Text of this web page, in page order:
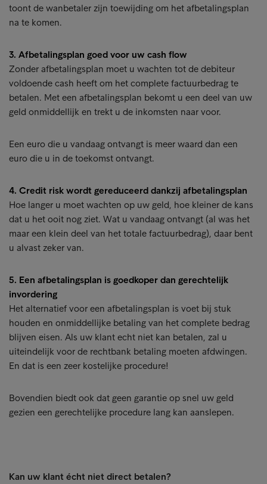
toont de wanbetaler zijn toewijding om het afbetalingsplan
na te komen.
3. Afbetalingsplan goed voor uw cash flow
Zonder afbetalingsplan moet u wachten tot de debiteur
voldoende cash heeft om het complete factuurbedrag te
betalen. Met een afbetalingsplan bekomt u een deel van uw
geld onmiddellijk en trekt u de inkomsten naar voor.
Een euro die u vandaag ontvangt is meer waard dan een
euro die u in de toekomst ontvangt.
4. Credit risk wordt gereduceerd dankzij afbetalingsplan
Hoe langer u moet wachten op uw geld, hoe kleiner de kans
dat u het ooit nog ziet. Wat u vandaag ontvangt (al was het
maar een klein deel van het totale factuurbedrag), daar bent
u alvast zeker van.
5. Een afbetalingsplan is goedkoper dan gerechtelijk
invordering
Het alternatief voor een afbetalingsplan is voet bij stuk
houden en onmiddellijke betaling van het complete bedrag
blijven eisen. Als uw klant echt niet kan betalen, zal u
uiteindelijk voor de rechtbank betaling moeten afdwingen.
En dat is een zeer kostelijke procedure!
Bovendien biedt ook dat geen garantie op snel uw geld
gezien een gerechtelijke procedure lang kan aanslepen.
Kan uw klant écht niet direct betalen?